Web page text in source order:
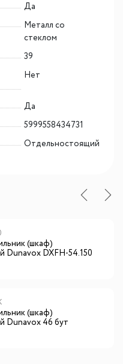
Да
Металл со
стеклом
39
Нет
Да
5999558434731
Отдельностоящий
(шкаф)
Dunavox DXFH-54.150
(шкаф)
Dunavox 46 бут